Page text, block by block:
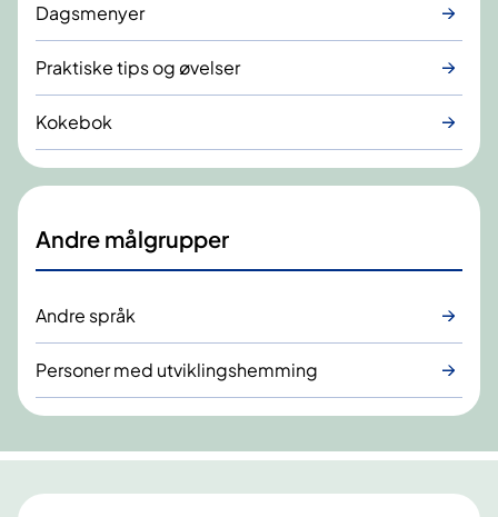
Dagsmenyer
Praktiske tips og øvelser
Kokebok
Andre målgrupper
Andre språk
Personer med utviklingshemming